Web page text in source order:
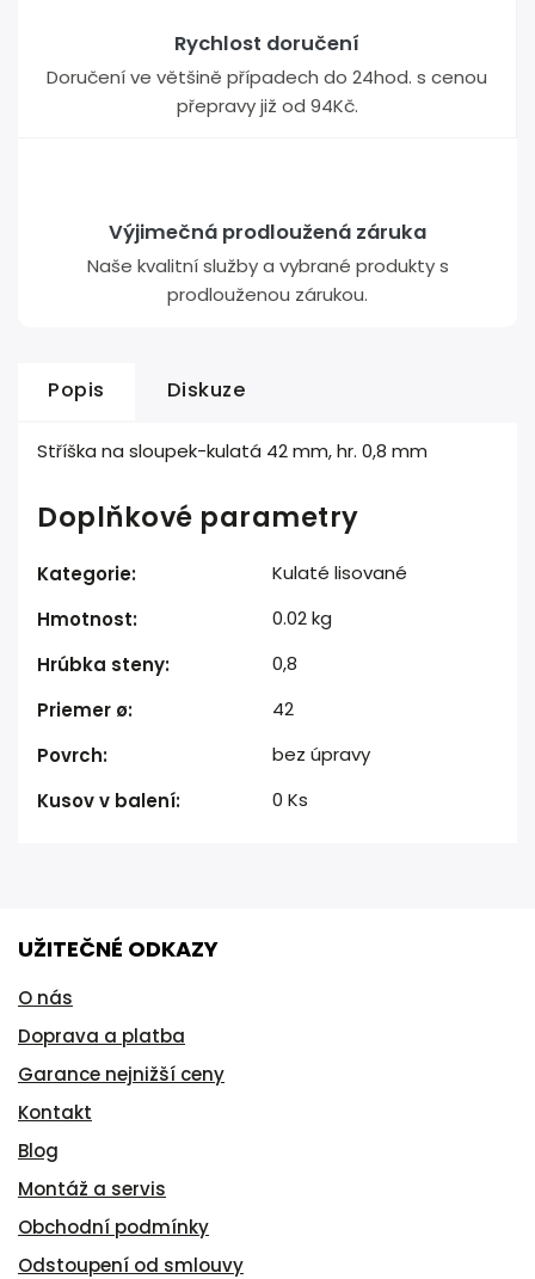
Rychlost doručení
Doručení ve většině případech do 24hod. s cenou
přepravy již od 94Kč.
Výjimečná prodloužená záruka
Naše kvalitní služby a vybrané produkty s
prodlouženou zárukou.
Popis Diskuze
Stříška na sloupek-kulatá 42 mm, hr. 0,8 mm
Doplňkové parametry
Kategorie:
Kulaté lisované
Hmotnost:
0.02 kg
Hrúbka steny:
0,8
Priemer ø:
42
Povrch:
bez úpravy
Kusov v balení: 0 Ks
UŽITEČNÉ ODKAZY
O nás
Doprava a platba
Garance nejnižší ceny
Kontakt
Blog
Montáž a servis
Obchodní podmínky
Odstoupení od smlouvy